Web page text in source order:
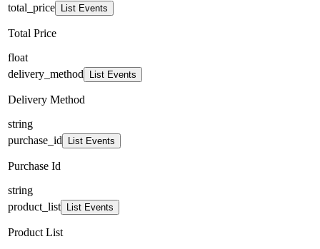
total_price
List Events
Total Price
float
delivery_method
List Events
Delivery Method
string
purchase_id
List Events
Purchase Id
string
product_list
List Events
Product List